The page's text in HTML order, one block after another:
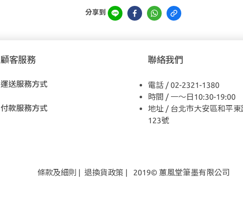
分享到
顧客服務
運送服務方式
付款服務方式
聯絡我們
電話 / 02-2321-1380
時間 / 一～日10:30-19:00
地址 / 台北市大安區和平東
123號
條款及細則 | 退換貨政策 | 2019© 蕙風堂筆墨有限公司